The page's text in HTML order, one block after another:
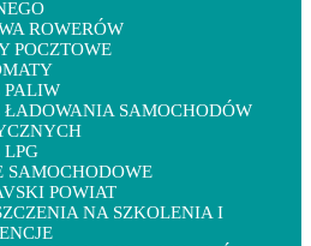
ROWERÓW
POCZTOWE
PALIW
ŁADOWANIA SAMOCHODÓW
LPG
SAMOCHODOWE
POWIAT
NA SZKOLENIA I